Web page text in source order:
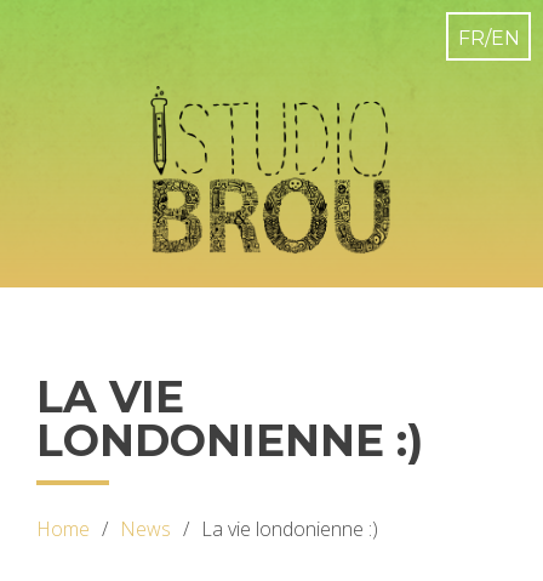
LA VIE
LONDONIENNE :)
Home News La vie londonienne :)